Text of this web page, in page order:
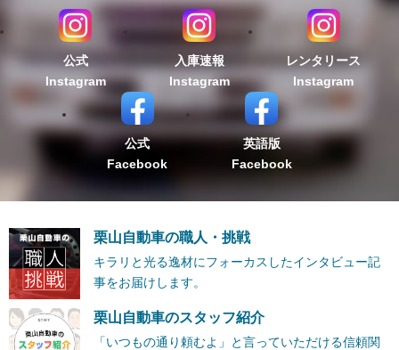
公式
Instagram
入庫速報
Instagram
レンタリース
Instagram
公式
Facebook
英語版
Facebook
栗山自動車の職人・挑戦
キラリと光る逸材にフォーカスしたインタビュー記
事をお届けします。
栗山自動車のスタッフ紹介
「いつもの通り頼むよ」と言っていただける信頼関